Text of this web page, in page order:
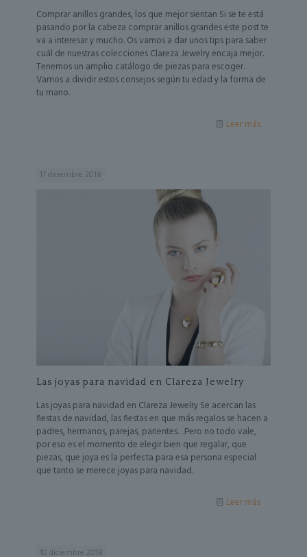
Comprar anillos grandes, los que mejor sientan Si se te está
pasando por la cabeza comprar anillos grandes este post te
va a interesar y mucho. Os vamos a dar unos tips para saber
cuál de nuestras colecciones Clareza Jewelry encaja mejor.
Tenemos un amplio catálogo de piezas para escoger.
Vamos a dividir estos consejos según tu edad y la forma de
tu mano.
Leer más
17 diciembre 2018
Las joyas para navidad en Clareza Jewelry
Las joyas para navidad en Clareza Jewelry Se acercan las
fiestas de navidad, las fiestas en que más regalos se hacen a
padres, hermanos, parejas, parientes…Pero no todo vale,
por eso es el momento de elegir bien que regalar, que
piezas, que joya es la perfecta para esa persona especial
que tanto se merece joyas para navidad.
Leer más
10 diciembre 2018